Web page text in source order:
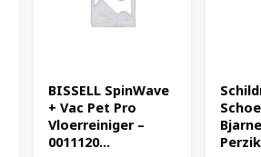
BISSELL SpinWave
+ Vac Pet Pro
Vloerreiniger –
0011120...